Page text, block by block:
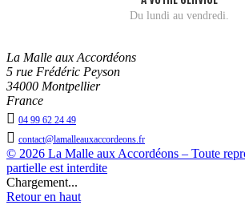
Du lundi au vendredi.
La Malle aux Accordéons
5 rue Frédéric Peyson
34000 Montpellier
France
 04 99 62 24 49
 contact@lamalleauxaccordeons.fr
© 2026 La Malle aux Accordéons – Toute
partielle est interdite
Chargement...
Retour en haut